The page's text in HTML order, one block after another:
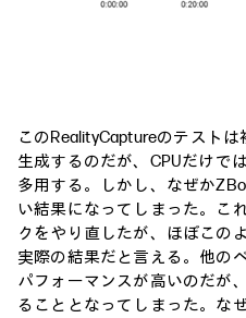
このRealityCaptureのテスト
生成するのだが、CPUだけで
多用する。しかし、なぜか
い結果になってしまった。こ
クをやり直したが、ほぼこの
実際の結果だと言える。他の
パフォーマンスが高いのだが
ることとなってしまった。な